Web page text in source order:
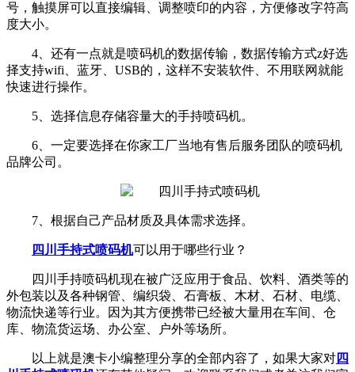
号，触摸屏可以直接编辑、调整喷印的内容，方便修改字符高
度大小。
4、还有一点就是喷码机的数据传输，数据传输方式z好选
择支持wifi、蓝牙、USB的，这样不安装软件、不用联网就能
快速进行操作。
5、选择信息存储容量大的手持喷码机。
6、一定要选择在你家工厂当地有售后服务团队的喷码机
品牌公司。
7、根据自己产品材质及具体需求选择。
四川手持式喷码机可以用于哪些行业？
四川手持喷码机现在被广泛应用于食品、饮料、酒类等的
外包装以及各种钢管、编织袋、石膏板、木材、石材、电缆、
物流快递等行业。因为其方便携带已经被大量用在车间、仓
库、物流货运场、办公室、户外等场所。
以上就是澳卡小编整理分享的全部内容了，如果大家对四